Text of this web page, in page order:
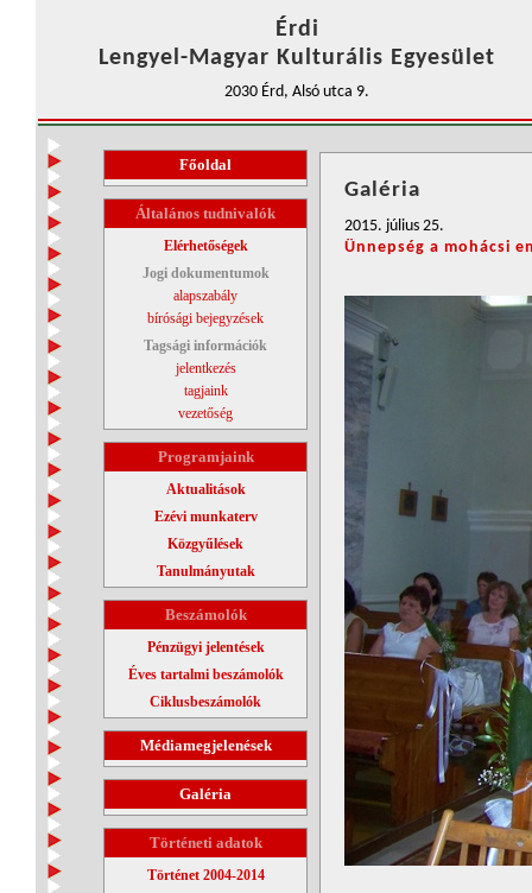
Érdi
Lengyel-Magyar Kulturális Egyesület
2030 Érd, Alsó utca 9.
Főoldal
Általános tudnivalók
Elérhetőségek
Jogi dokumentumok
alapszabály
bírósági bejegyzések
Tagsági információk
jelentkezés
tagjaink
vezetőség
Programjaink
Aktualitások
Ezévi munkaterv
Közgyűlések
Tanulmányutak
Beszámolók
Pénzügyi jelentések
Éves tartalmi beszámolók
Ciklusbeszámolók
Médiamegjelenések
Galéria
Történeti adatok
Történet 2004-2014
Galéria
2015. július 25.
Ünnepség a mohácsi